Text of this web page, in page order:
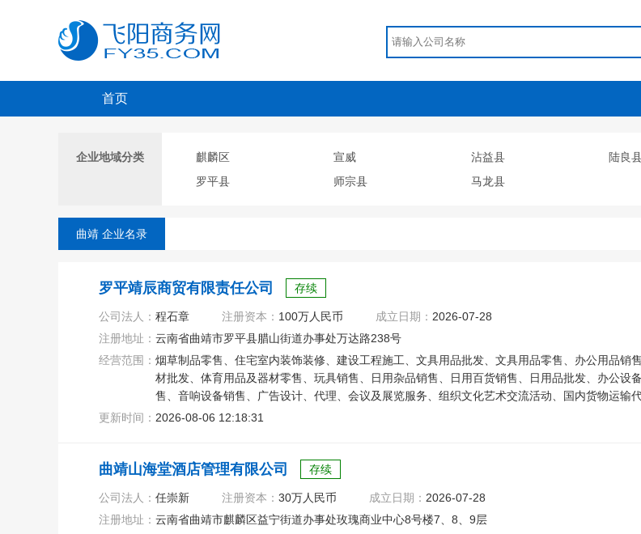
首页
企业地域分类 麒麟区 宣威 沾益县 陆良
罗平县
师宗县 马龙县
曲靖 企业名录
罗平靖辰商贸有限责任公司 存续
公司法人： 程石章 注册资本： 100万人民币 成立日期： 2026-07-28
注册地址： 云南省曲靖市罗平县腊山街道办事处万达路238号
经营范围： 烟草制品零售、住宅室内装饰装修、建设工程施工、文具用品批发、文具用品零售、办公用品
材批发、体育用品及器材零售、玩具销售、日用杂品销售、日用百货销售、日用品批发、办公
售、音响设备销售、广告设计、代理、会议及展览服务、组织文化艺术交流活动、国内货物运输
食品销售
更新时间： 2026-08-06 12:18:31
曲靖山海堂酒店管理有限公司 存续
公司法人： 任崇新 注册资本： 30万人民币 成立日期： 2026-07-28
注册地址： 云南省曲靖市麒麟区益宁街道办事处玫瑰商业中心8号楼7、8、9层